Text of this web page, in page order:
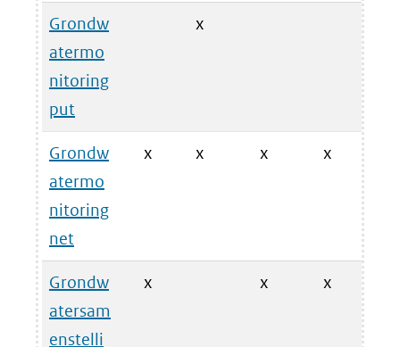
Grondw
atermo
nitoring
put
x
Grondw
atermo
nitoring
net
x x x x
Grondw
atersam
enstelli
x x x